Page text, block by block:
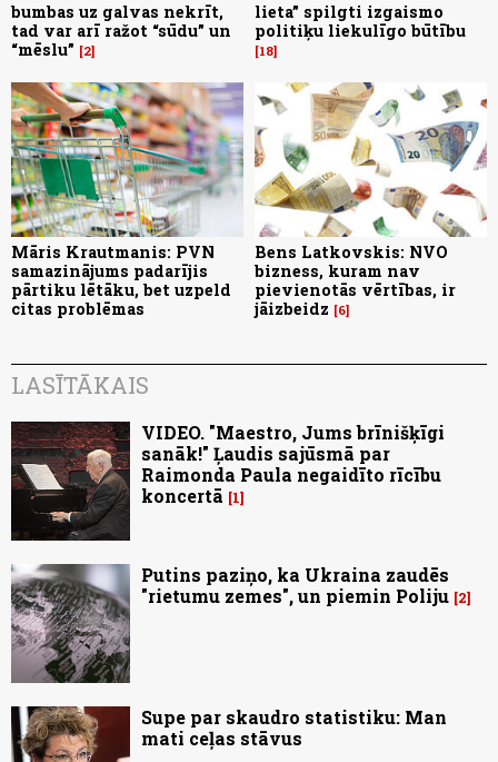
bumbas uz galvas nekrīt,
tad var arī ražot “sūdu” un
“mēslu”
2
lieta” spilgti izgaismo
politiķu liekulīgo būtību
18
Māris Krautmanis: PVN
samazinājums padarījis
pārtiku lētāku, bet uzpeld
citas problēmas
Bens Latkovskis: NVO
bizness, kuram nav
pievienotās vērtības, ir
jāizbeidz
6
LASĪTĀKAIS
VIDEO. "Maestro, Jums brīnišķīgi
sanāk!" Ļaudis sajūsmā par
Raimonda Paula negaidīto rīcību
koncertā
1
Putins paziņo, ka Ukraina zaudēs
"rietumu zemes", un piemin Poliju 2
Supe par skaudro statistiku: Man
mati ceļas stāvus